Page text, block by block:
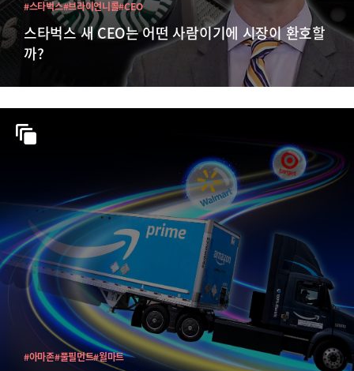
스타벅스 새 CEO는 어떤 사람이기에 시장이 환호할
까?
#스타벅스#브라이언니콜#CEO
#아마존#풀필먼트#월마트